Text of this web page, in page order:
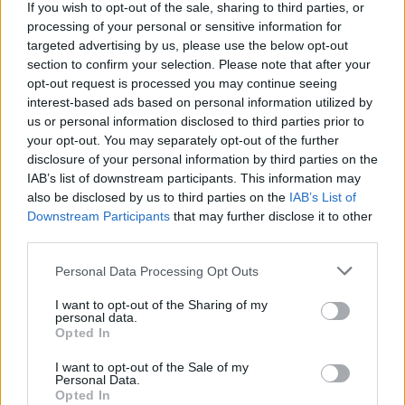
If you wish to opt-out of the sale, sharing to third parties, or
processing of your personal or sensitive information for
targeted advertising by us, please use the below opt-out
section to confirm your selection. Please note that after your
opt-out request is processed you may continue seeing
interest-based ads based on personal information utilized by
us or personal information disclosed to third parties prior to
your opt-out. You may separately opt-out of the further
disclosure of your personal information by third parties on the
IAB’s list of downstream participants. This information may
also be disclosed by us to third parties on the IAB’s List of
Downstream Participants that may further disclose it to other
Please note that this website/app uses one or more Google
not limited to your visit or usage behaviour. You may click to
grant or deny consent to Google and its third-party tags to
use your data for below specified purposes in below Google
consent section.
Personal Data Processing Opt Outs
I want to opt-out of the Sharing of my
personal data.
Opted In
I want to opt-out of the Sale of my
Personal Data.
Opted In
kultikus figuráinak bőrébe bújt, a fotósorozatban,
amelyet egyébként Xiang Sun készített, látjuk David
Bowie-nak, Michael Jacksonnak, Prince-nek és
számtalan más hírességnek öltözve a modellt.
sorozatot egy olyan kép zárja, amelyen Giabiconi
Lady Gagává változva ül.Neked hogy tetszik
Baptiste és ez a sorozata?